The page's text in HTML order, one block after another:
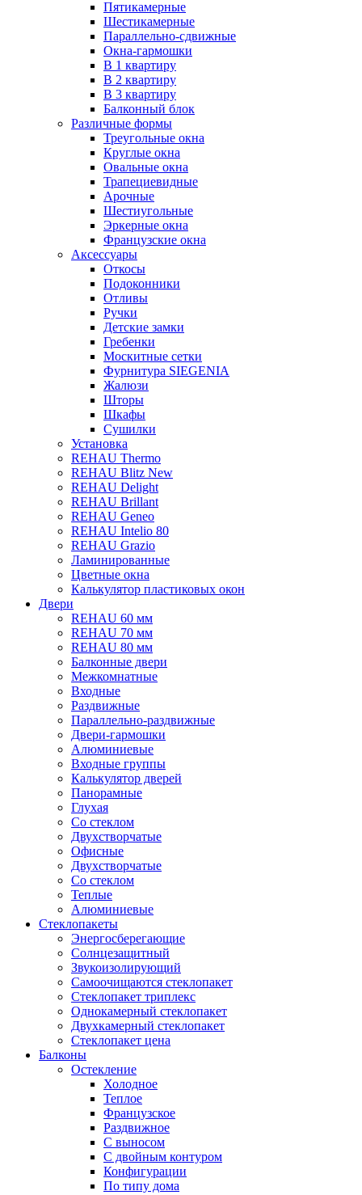
Пятикамерные
Шестикамерные
Параллельно-сдвижные
Окна-гармошки
В 1 квартиру
В 2 квартиру
В 3 квартиру
Балконный блок
Различные формы
Треугольные окна
Круглые окна
Овальные окна
Трапециевидные
Арочные
Шестиугольные
Эркерные окна
Французские окна
Аксессуары
Откосы
Подоконники
Отливы
Ручки
Детские замки
Гребенки
Москитные сетки
Фурнитура SIEGENIA
Жалюзи
Шторы
Шкафы
Сушилки
Установка
REHAU Thermo
REHAU Blitz New
REHAU Delight
REHAU Brillant
REHAU Geneo
REHAU Intelio 80
REHAU Grazio
Ламинированные
Цветные окна
Калькулятор пластиковых окон
Двери
REHAU 60 мм
REHAU 70 мм
REHAU 80 мм
Балконные двери
Межкомнатные
Входные
Раздвижные
Параллельно-раздвижные
Двери-гармошки
Алюминиевые
Входные группы
Калькулятор дверей
Панорамные
Глухая
Со стеклом
Двухстворчатые
Офисные
Двухстворчатые
Со стеклом
Теплые
Алюминиевые
Стеклопакеты
Энергосберегающие
Солнцезащитный
Звукоизолирующий
Самоочищаются стеклопакет
Стеклопакет триплекс
Однокамерный стеклопакет
Двухкамерный стеклопакет
Стеклопакет цена
Балконы
Остекление
Холодное
Теплое
Французское
Раздвижное
С выносом
С двойным контуром
Конфигурации
По типу дома